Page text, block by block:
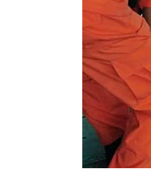
Antena 3
Publicado: 29
de
La